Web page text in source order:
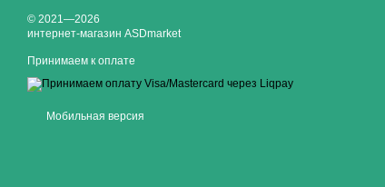
© 2021—2026
интернет-магазин ASDmarket
Принимаем к оплате
Мобильная версия